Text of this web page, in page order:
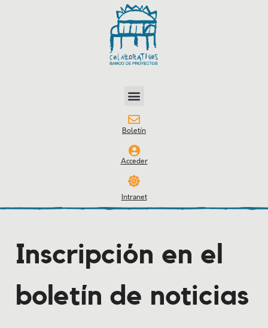
Boletín
Acceder
Intranet
Inscripción en el
boletín de noticias